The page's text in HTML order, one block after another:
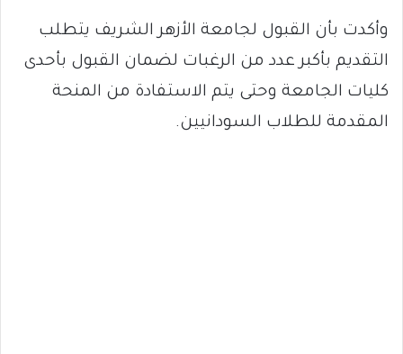
وأكدت بأن القبول لجامعة الأزهر الشريف يتطلب
التقديم بأكبر عدد من الرغبات لضمان القبول بأحدى
كليات الجامعة وحتى يتم الاستفادة من المنحة
المقدمة للطلاب السودانيين.